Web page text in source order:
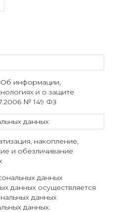
информации,
и о защите
№ 149 ФЗ
данных
накопление,
и обезличивание
данных
данных осуществляется
данных
данных.